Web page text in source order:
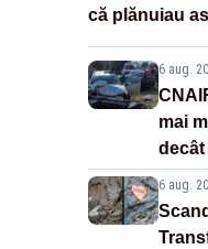
că plănuiau
6 aug.
mai
6 aug.